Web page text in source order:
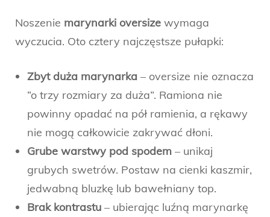
Noszenie marynarki oversize wymaga
wyczucia. Oto cztery najczęstsze pułapki:
Zbyt duża marynarka – oversize nie oznacza
“o trzy rozmiary za duża”. Ramiona nie
powinny opadać na pół ramienia, a rękawy
nie mogą całkowicie zakrywać dłoni.
Grube warstwy pod spodem – unikaj
grubych swetrów. Postaw na cienki kaszmir,
jedwabną bluzkę lub bawełniany top.
Brak kontrastu – ubierając luźną marynarkę